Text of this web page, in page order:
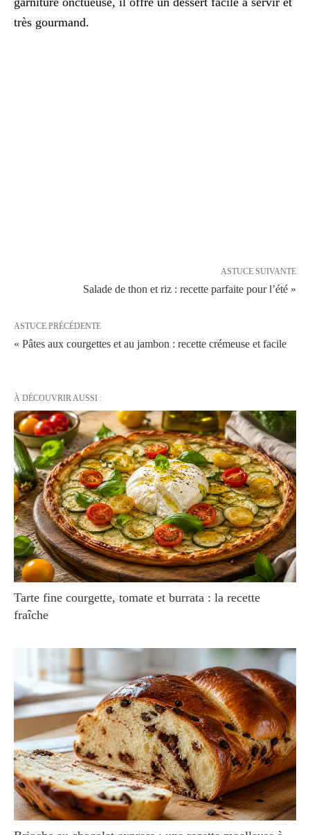
très gourmand.
ASTUCE SUIVANTE
Salade de thon et riz : recette parfaite pour l’été »
ASTUCE PRÉCÉDENTE
« Pâtes aux courgettes et au jambon : recette crémeuse et facile
À DÉCOUVRIR AUSSI :
Tarte fine courgette, tomate et burrata : la recette
fraîche